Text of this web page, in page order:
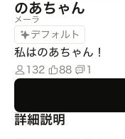
のあちゃん
メーラ
デフォルト
私はのあちゃん！
132 88 1
詳細説明